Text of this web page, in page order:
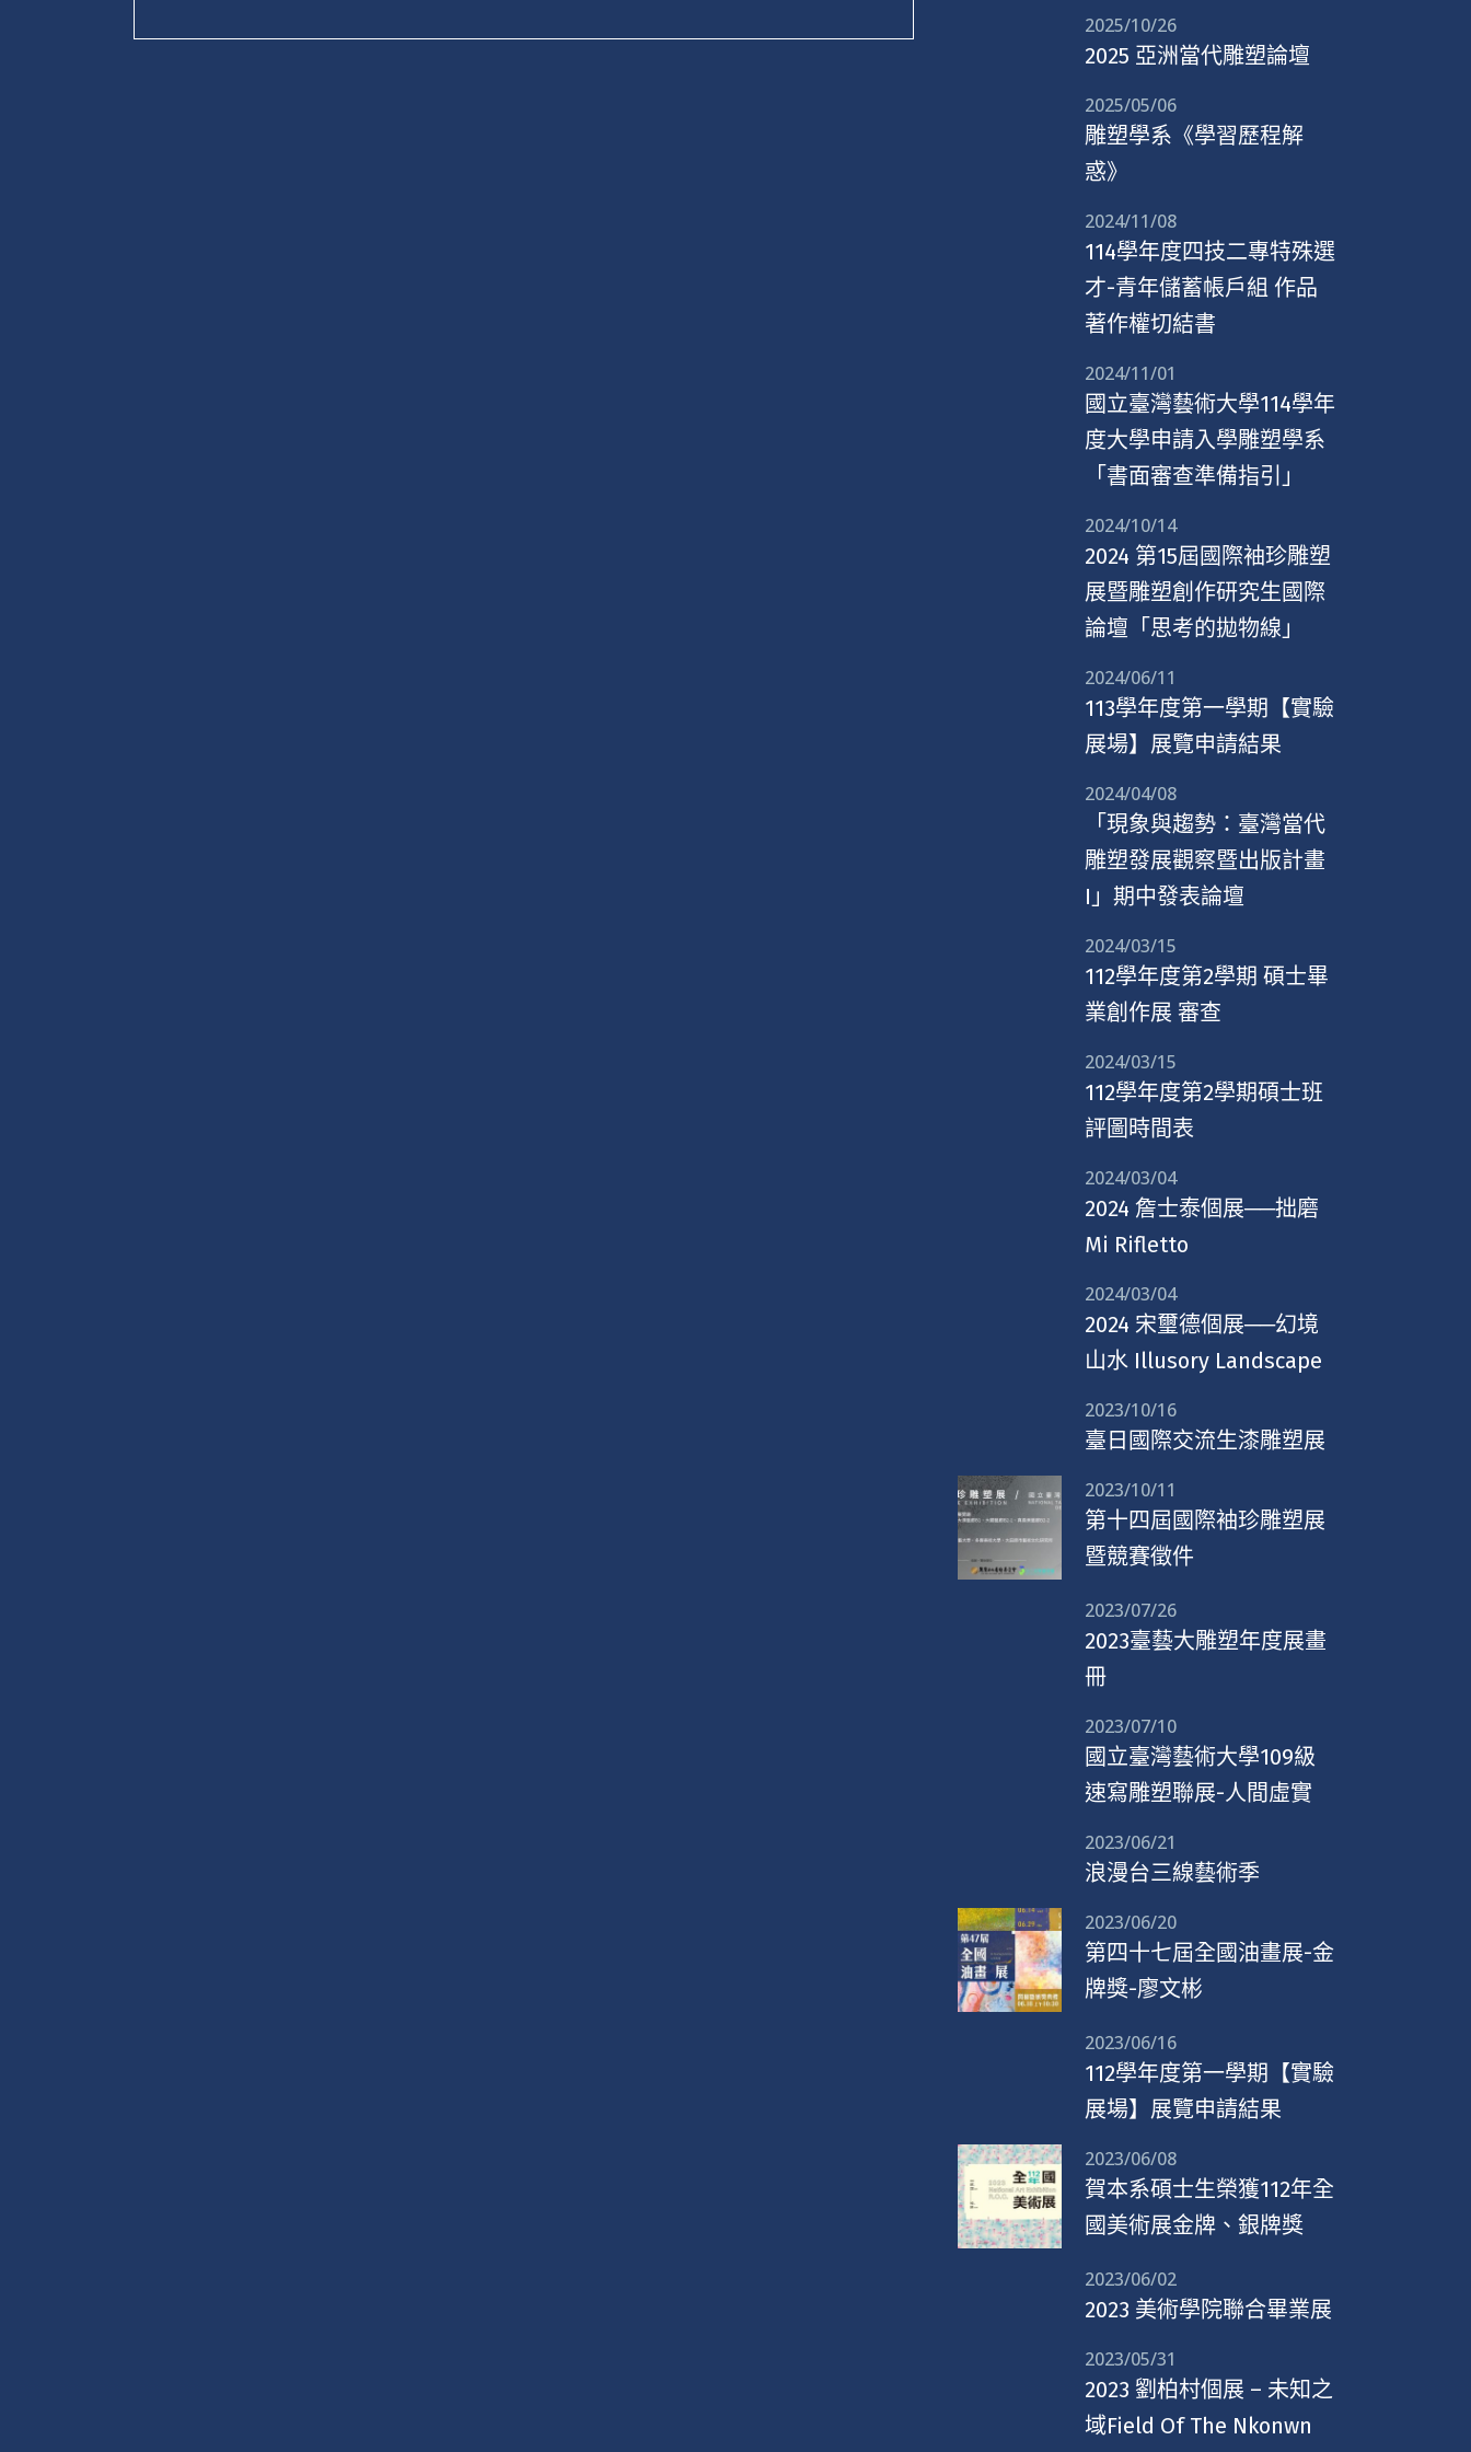
2025/10/26
2025 亞洲當代雕塑論壇
2025/05/06
雕塑學系《學習歷程解
惑》
2024/11/08
114學年度四技二專特殊選
才-青年儲蓄帳戶組 作品
著作權切結書
2024/11/01
國立臺灣藝術大學114學年
度大學申請入學雕塑學系
「書面審查準備指引」
2024/10/14
2024 第15屆國際袖珍雕塑
展暨雕塑創作研究生國際
論壇「思考的拋物線」
2024/06/11
113學年度第一學期【實驗
展場】展覽申請結果
2024/04/08
「現象與趨勢：臺灣當代
雕塑發展觀察暨出版計畫
I」期中發表論壇
2024/03/15
112學年度第2學期 碩士畢
業創作展 審查
2024/03/15
112學年度第2學期碩士班
評圖時間表
2024/03/04
2024 詹士泰個展──拙磨
Mi Rifletto
2024/03/04
2024 宋璽德個展──幻境
山水 Illusory Landscape
2023/10/16
臺日國際交流生漆雕塑展
2023/10/11
第十四屆國際袖珍雕塑展
暨競賽徵件
2023/07/26
2023臺藝大雕塑年度展畫
冊
2023/07/10
國立臺灣藝術大學109級
速寫雕塑聯展-人間虛實
2023/06/21
浪漫台三線藝術季
2023/06/20
第四十七屆全國油畫展-金
牌獎-廖文彬
2023/06/16
112學年度第一學期【實驗
展場】展覽申請結果
2023/06/08
賀本系碩士生榮獲112年全
國美術展金牌、銀牌獎
2023/06/02
2023 美術學院聯合畢業展
2023/05/31
2023 劉柏村個展 – 未知之
域Field Of The Nkonwn